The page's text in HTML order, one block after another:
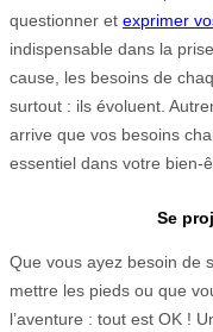
questionner et exprimer
indispensable dans la
cause, les besoins de
surtout : ils évoluent.
arrive que vos besoins
essentiel dans votre bien-
Se
Que vous ayez besoin de
mettre les pieds ou que
l’aventure : tout est OK !